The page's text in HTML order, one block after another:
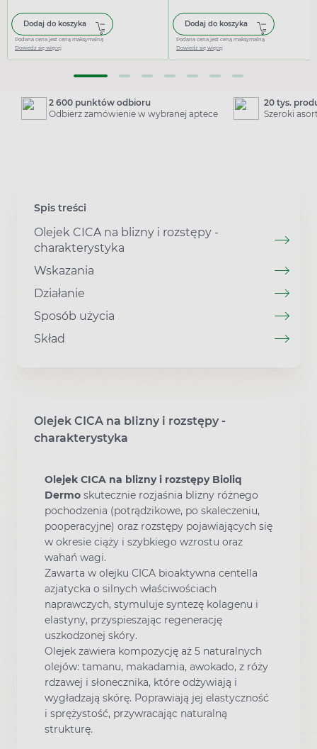
Dodaj do koszyka
Podana cena jest ceną maksymalną
Dowiedz się więcej
Dodaj do koszyka
Podana cena jest ceną maksymalną
Dowiedz się więcej
2 600 punktów odbioru
Odbierz zamówienie w wybranej aptece
20 tys.
Szeroki
Spis treści
Olejek CICA na blizny i rozstępy -
charakterystyka
Wskazania
Działanie
Sposób użycia
Skład
Olejek CICA na blizny i rozstępy -
charakterystyka
Olejek CICA na blizny i rozstępy Bioliq
Dermo skutecznie rozjaśnia blizny różnego
pochodzenia (potrądzikowe, po skaleczeniu,
pooperacyjne) oraz rozstępy pojawiających się
w okresie ciąży i szybkiego wzrostu oraz
wahań wagi.
Zawarta w olejku CICA bioaktywna centella
azjatycka o silnych właściwościach
naprawczych, stymuluje syntezę kolagenu i
elastyny, przyspieszając regenerację
uszkodzonej skóry.
Olejek zawiera kompozycję aż 5 naturalnych
olejów: tamanu, makadamia, awokado, z róży
rdzawej i słonecznika, które odżywiają i
wygładzają skórę. Poprawiają jej elastyczność
i sprężystość, przywracając naturalną
strukturę.